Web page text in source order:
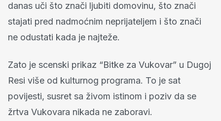
danas uči što znači ljubiti domovinu, što znači
stajati pred nadmoćnim neprijateljem i što znači
ne odustati kada je najteže.
Zato je scenski prikaz “Bitke za Vukovar” u Dugoj
Resi više od kulturnog programa. To je sat
povijesti, susret sa živom istinom i poziv da se
žrtva Vukovara nikada ne zaboravi.